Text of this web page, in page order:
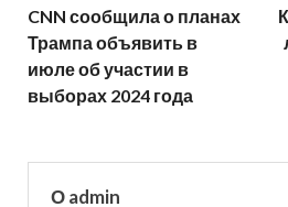
CNN сообщила о планах
Трампа объявить в
июле об участии в
выборах 2024 года
О admin